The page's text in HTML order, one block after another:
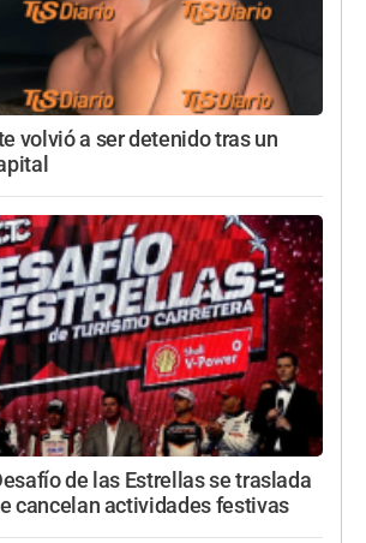
volvió a ser detenido tras un
de las Estrellas se traslada
cancelan actividades festivas